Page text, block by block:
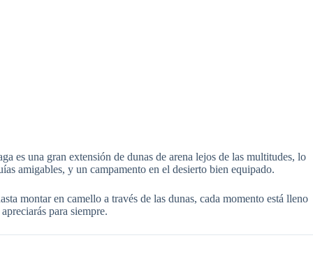
es una gran extensión de dunas de arena lejos de las multitudes, lo
amigables, y un campamento en el desierto bien equipado.
montar en camello a través de las dunas, cada momento está lleno
para siempre.